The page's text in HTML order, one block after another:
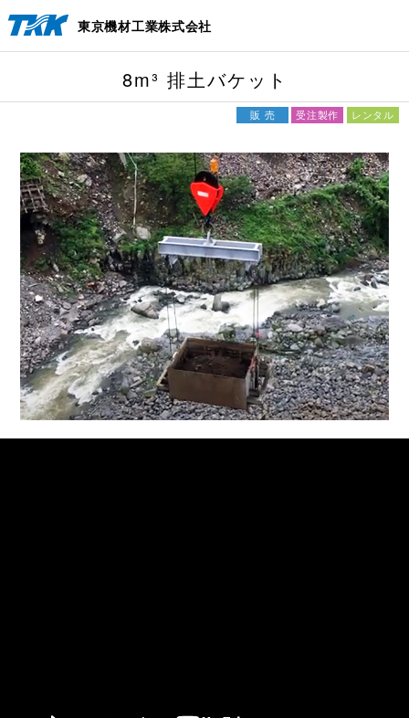
東京機材工業株式会社
8m³ 排土バケット
販売 受注製作 レンタル